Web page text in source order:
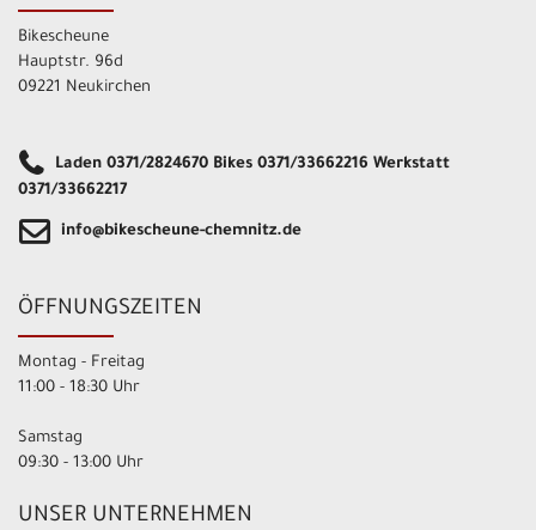
Bikescheune
Hauptstr. 96d
09221 Neukirchen
Laden 0371/2824670 Bikes 0371/33662216 Werkstatt
0371/33662217
info@bikescheune-chemnitz.de
ÖFFNUNGSZEITEN
Montag - Freitag
11:00 - 18:30 Uhr
Samstag
09:30 - 13:00 Uhr
UNSER UNTERNEHMEN